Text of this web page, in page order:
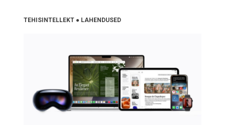
TEHISINTELLEKT ● LAHENDUSED